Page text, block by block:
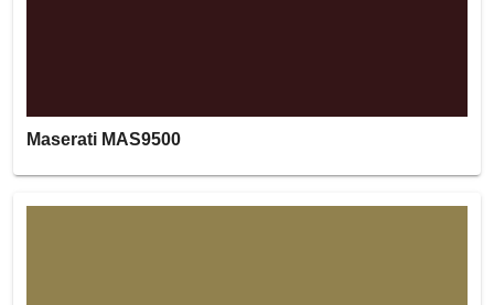
Maserati MAS9500